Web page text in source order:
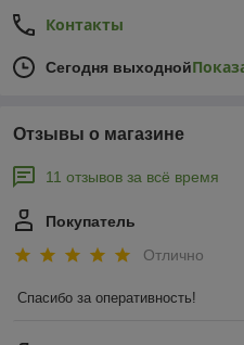
Контакты
Сегодня выходной
Отзывы о магазине
11 отзывов за всё время
Покупатель
Отлично
Спасибо за оперативность!